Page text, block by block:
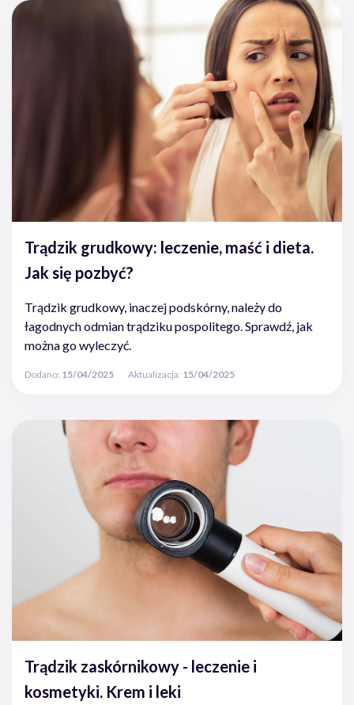
Trądzik grudkowy: leczenie, maść i dieta.
Jak się pozbyć?
Trądzik grudkowy, inaczej podskórny, należy do
łagodnych odmian trądziku pospolitego. Sprawdź, jak
można go wyleczyć.
Dodano: 15/04/2025 Aktualizacja: 15/04/2025
Trądzik zaskórnikowy - leczenie i
kosmetyki. Krem i leki